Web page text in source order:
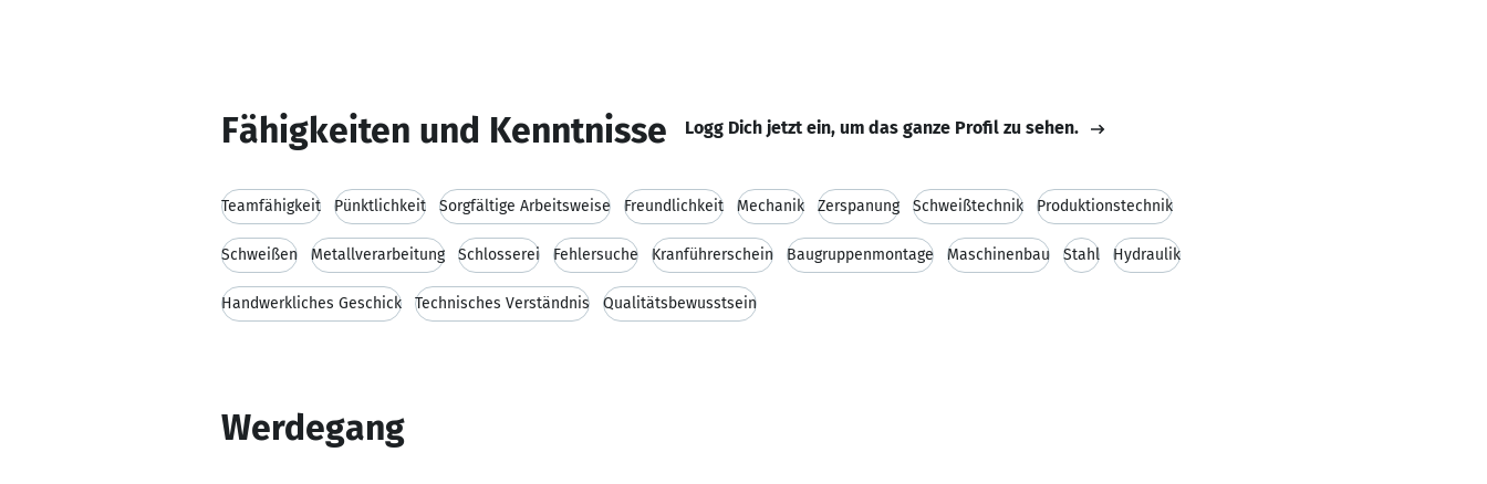
Fähigkeiten und Kenntnisse Logg Dich jetzt ein, um das ganze Profil zu sehen.
Teamfähigkeit Pünktlichkeit Sorgfältige Arbeitsweise Freundlichkeit Mechanik Zerspanung Schweißtechnik Produktionstechnik
Schweißen Metallverarbeitung Schlosserei Fehlersuche Kranführerschein Baugruppenmontage Maschinenbau Stahl Hydraulik
Handwerkliches Geschick Technisches Verständnis Qualitätsbewusstsein
Werdegang